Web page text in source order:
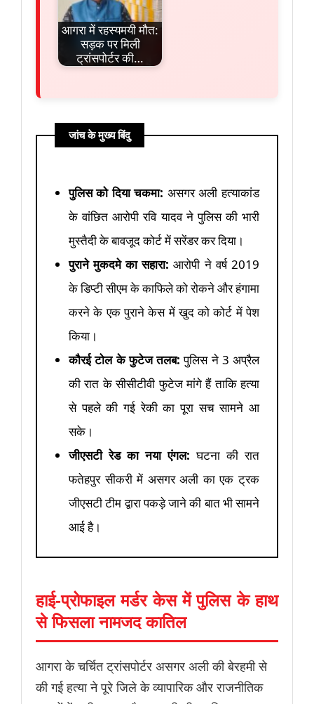
आगरा में रहस्यमयी मौत:
सड़क पर मिली
ट्रांसपोर्टर की…
जांच के मुख्य बिंदु
पुलिस को दिया चकमा: असगर अली हत्याकांड
के वांछित आरोपी रवि यादव ने पुलिस की भारी
मुस्तैदी के बावजूद कोर्ट में सरेंडर कर दिया।
पुराने मुकदमे का सहारा: आरोपी ने वर्ष 2019
के डिप्टी सीएम के काफिले को रोकने और हंगामा
करने के एक पुराने केस में खुद को कोर्ट में पेश
किया।
कौरई टोल के फुटेज तलब: पुलिस ने 3 अप्रैल
की रात के सीसीटीवी फुटेज मांगे हैं ताकि हत्या
से पहले की गई रेकी का पूरा सच सामने आ
सके।
जीएसटी रेड का नया एंगल: घटना की रात
फतेहपुर सीकरी में असगर अली का एक ट्रक
जीएसटी टीम द्वारा पकड़े जाने की बात भी सामने
आई है।
हाई-प्रोफाइल मर्डर केस में पुलिस के हाथ
से फिसला नामजद कातिल
आगरा के चर्चित ट्रांसपोर्टर असगर अली की बेरहमी से
की गई हत्या ने पूरे जिले के व्यापारिक और राजनीतिक